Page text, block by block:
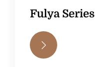
Fulya Series